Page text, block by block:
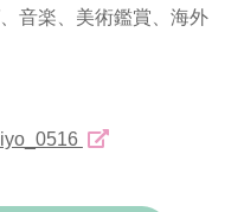
音楽、美術鑑賞、海外